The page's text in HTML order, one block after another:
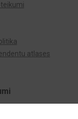
atlases